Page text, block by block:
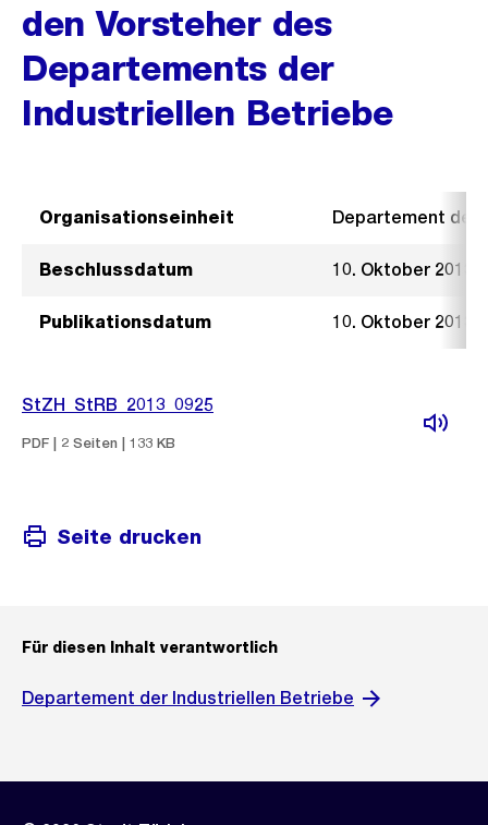
den Vorsteher des
Departements der
Industriellen Betriebe
Organisationseinheit Departement der
Beschlussdatum 10. Oktober 2013
Publikationsdatum 10. Oktober 2013
StZH_StRB_2013_0925
PDF | 2 Seiten | 133 KB
Seite drucken
Für diesen Inhalt verantwortlich
Departement der Industriellen Betriebe